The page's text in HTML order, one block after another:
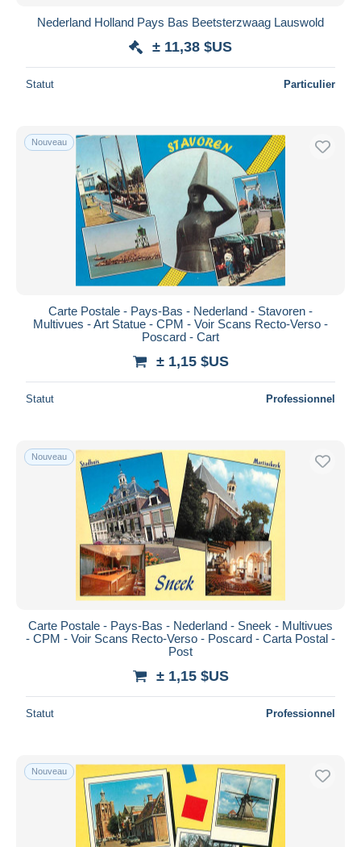
Nederland Holland Pays Bas Beetsterzwaag Lauswold
± 11,38 $US
Statut Particulier
Nouveau
Carte Postale - Pays-Bas - Nederland - Stavoren -
Multivues - Art Statue - CPM - Voir Scans Recto-Verso -
Poscard - Cart
± 1,15 $US
Statut Professionnel
Nouveau
Carte Postale - Pays-Bas - Nederland - Sneek - Multivues
- CPM - Voir Scans Recto-Verso - Poscard - Carta Postal -
Post
± 1,15 $US
Statut Professionnel
Nouveau